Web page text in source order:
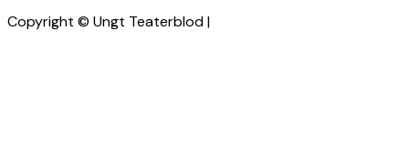
Copyright © Ungt Teaterblod |